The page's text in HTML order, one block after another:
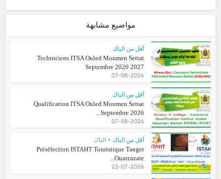
مواضيع مشابهة
أقل من الباك
Techniciens ITSA Ouled Moumen Settat
Septembre 2026 2027
07-08-2026
أقل من الباك
Qualification ITSA Ouled Moumen Settat
Septembre 2026...
07-08-2026
أقل من الباك • الباك
Présélection ISTAHT Touristique Tanger
Ouarzazate...
22-07-2026